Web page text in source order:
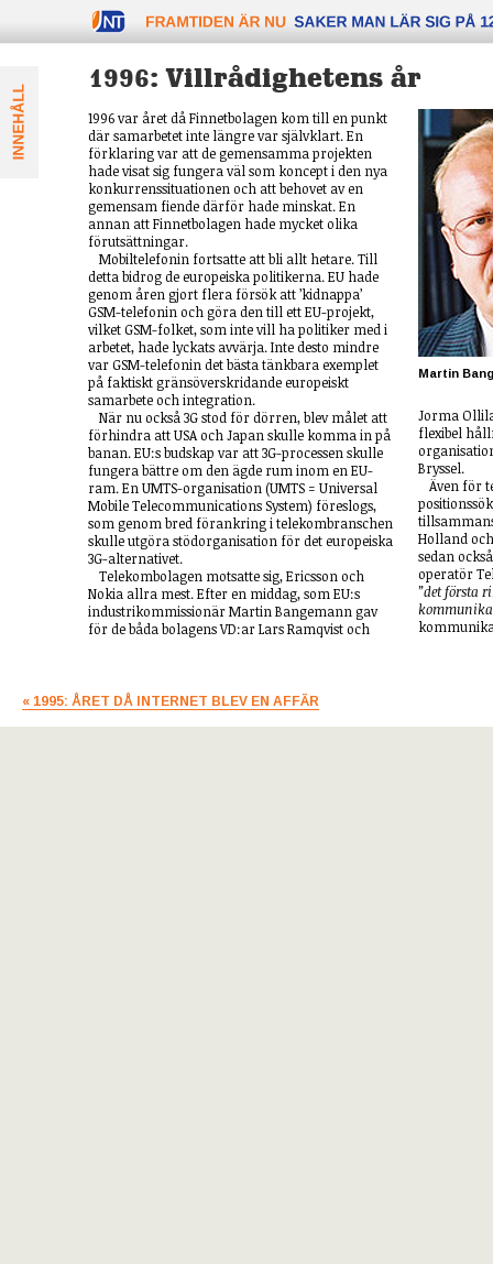
FRAMTIDEN äR NU
1996: Villrådighetens år
1996 var året då Finnetbolagen kom till en punkt
där samarbetet inte längre var självklart. En
förklaring var att de gemensamma projekten
hade visat sig fungera väl som koncept i den nya
konkurrenssituationen och att behovet av en
gemensam fiende därför hade minskat. En
annan att Finnetbolagen hade mycket olika
förutsättningar.
Mobiltelefonin fortsatte att bli allt hetare. Till
detta bidrog de europeiska politikerna. EU hade
genom åren gjort flera försök att ’kidnappa’
GSM-telefonin och göra den till ett EU-projekt,
vilket GSM-folket, som inte vill ha politiker med i
arbetet, hade lyckats avvärja. Inte desto mindre
var GSM-telefonin det bästa tänkbara exemplet
på faktiskt gränsöverskridande europeiskt
samarbete och integration.
När nu också 3G stod för dörren, blev målet att
förhindra att USA och Japan skulle komma in på
banan. EU:s budskap var att 3G-processen skulle
fungera bättre om den ägde rum inom en EU-
ram. En UMTS-organisation (UMTS = Uni­versal
Mobile Tele­communications System) föreslogs,
som genom bred förankring i telekom­branschen
skulle utgöra stödorganisation för det europeiska
3G-alternativet.
Telekombolagen motsatte sig, Ericsson och
Nokia allra mest. Efter en middag, som EU:s
industrikommissionär Martin Bangemann gav
för de båda bolagens VD:ar Lars Ramqvist och
Martin
Jorma
flexibel
Bryssel.
Även för
Holland
sedan
operatör
”det första
« 1995: ÅRET DÅ INTERNET BLEV EN AFFÄR